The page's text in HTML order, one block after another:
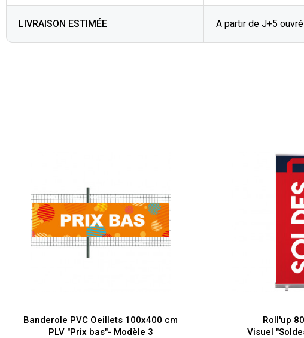
LIVRAISON ESTIMÉE A partir de J+5
Banderole PVC Oeillets 100x400 cm
PLV "Prix bas"- Modèle 3
Roll'up
Visuel